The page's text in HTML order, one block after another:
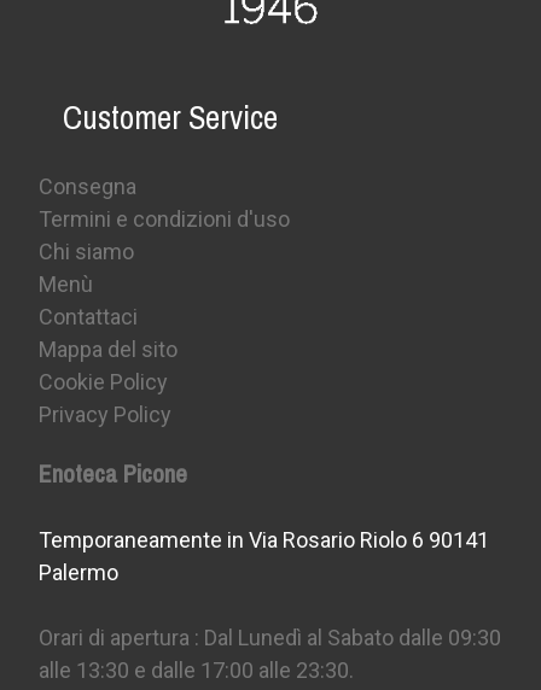
Customer Service
Consegna
Termini e condizioni d'uso
Chi siamo
Menù
Contattaci
Mappa del sito
Cookie Policy
Privacy Policy
Enoteca Picone
Temporaneamente in Via Rosario Riolo 6 90141
Palermo
Orari di apertura : Dal Lunedì al Sabato dalle 09:30
alle 13:30 e dalle 17:00 alle 23:30.